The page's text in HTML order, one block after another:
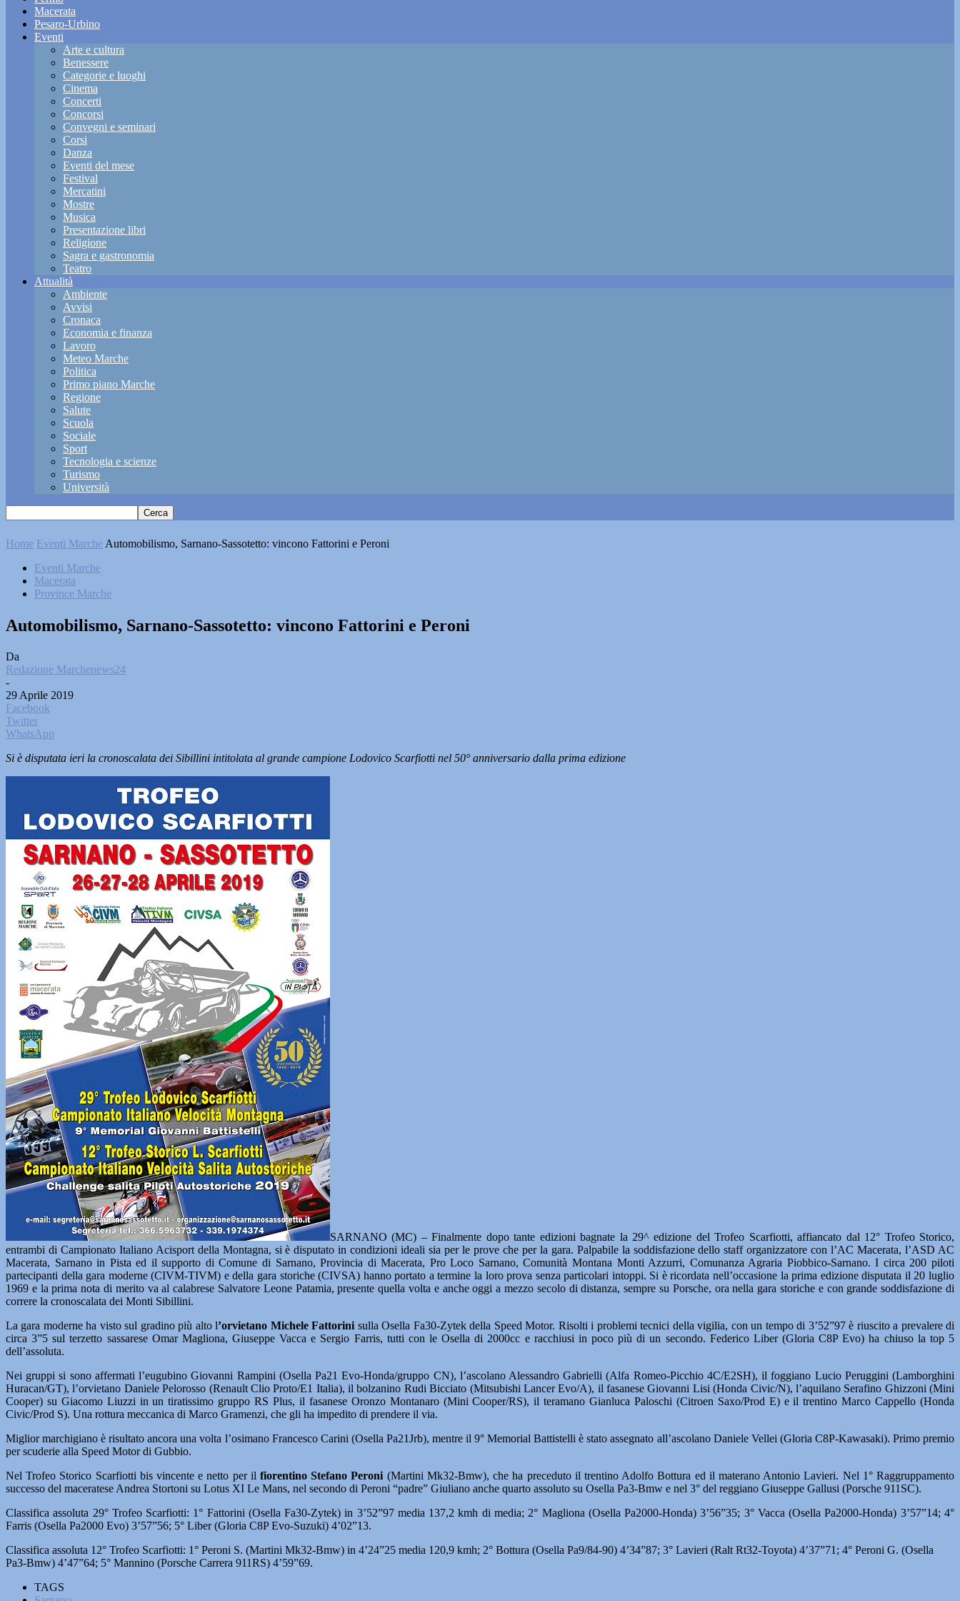
Macerata
Pesaro-Urbino
Eventi
Arte e cultura
Benessere
Categorie e luoghi
Cinema
Concerti
Concorsi
Convegni e seminari
Corsi
Danza
Eventi del mese
Festival
Mercatini
Mostre
Musica
Presentazione libri
Religione
Sagra e gastronomia
Teatro
Attualità
Ambiente
Avvisi
Cronaca
Economia e finanza
Lavoro
Meteo Marche
Politica
Primo piano Marche
Regione
Salute
Scuola
Sociale
Sport
Tecnologia e scienze
Turismo
Università
Home Eventi Marche Automobilismo, Sarnano-Sassotetto: vincono Fattorini e Peroni
Eventi Marche
Macerata
Province Marche
Automobilismo, Sarnano-Sassotetto: vincono Fattorini e Peroni
Da
Redazione Marchenews24
-
29 Aprile 2019
Facebook
Twitter
WhatsApp
Si è disputata ieri la cronoscalata dei Sibillini intitolata al grande campione Lodovico Scarfiotti nel 50° anniversario dalla prima edizione
SARNANO (MC) – Finalmente dopo tante edizioni bagnate la 29^ edizione del Trofeo Scarfiotti, affiancato dal 12° Trofeo Storico,
entrambi di Campionato Italiano Acisport della Montagna, si è disputato in condizioni ideali sia per le prove che per la gara. Palpabile la soddisfazione dello staff organizzatore con l’AC Macerata, l’ASD AC
Macerata, Sarnano in Pista ed il supporto di Comune di Sarnano, Provincia di Macerata, Pro Loco Sarnano, Comunità Montana Monti Azzurri, Comunanza Agraria Piobbico-Sarnano. I circa 200 piloti
partecipanti della gara moderne (CIVM-TIVM) e della gara storiche (CIVSA) hanno portato a termine la loro prova senza particolari intoppi. Si è ricordata nell’occasione la prima edizione disputata il 20 luglio
1969 e la prima nota di merito va al calabrese Salvatore Leone Patamia, presente quella volta e anche oggi a mezzo secolo di distanza, sempre su Porsche, ora nella gara storiche e con grande soddisfazione di
correre la cronoscalata dei Monti Sibillini.
La gara moderne ha visto sul gradino più alto l’orvietano Michele Fattorini sulla Osella Fa30-Zytek della Speed Motor. Risolti i problemi tecnici della vigilia, con un tempo di 3’52”97 è riuscito a prevalere di
circa 3”5 sul terzetto sassarese Omar Magliona, Giuseppe Vacca e Sergio Farris, tutti con le Osella di 2000cc e racchiusi in poco più di un secondo. Federico Liber (Gloria C8P Evo) ha chiuso la top 5
dell’assoluta.
Nei gruppi si sono affermati l’eugubino Giovanni Rampini (Osella Pa21 Evo-Honda/gruppo CN), l’ascolano Alessandro Gabrielli (Alfa Romeo-Picchio 4C/E2SH), il foggiano Lucio Peruggini (Lamborghini
Huracan/GT), l’orvietano Daniele Pelorosso (Renault Clio Proto/E1 Italia), il bolzanino Rudi Bicciato (Mitsubishi Lancer Evo/A), il fasanese Giovanni Lisi (Honda Civic/N), l’aquilano Serafino Ghizzoni (Mini
Cooper) su Giacomo Liuzzi in un tiratissimo gruppo RS Plus, il fasanese Oronzo Montanaro (Mini Cooper/RS), il teramano Gianluca Paloschi (Citroen Saxo/Prod E) e il trentino Marco Cappello (Honda
Civic/Prod S). Una rottura meccanica di Marco Gramenzi, che gli ha impedito di prendere il via.
Miglior marchigiano è risultato ancora una volta l’osimano Francesco Carini (Osella Pa21Jrb), mentre il 9° Memorial Battistelli è stato assegnato all’ascolano Daniele Vellei (Gloria C8P-Kawasaki). Primo premio
per scuderie alla Speed Motor di Gubbio.
Nel Trofeo Storico Scarfiotti bis vincente e netto per il fiorentino Stefano Peroni (Martini Mk32-Bmw), che ha preceduto il trentino Adolfo Bottura ed il materano Antonio Lavieri. Nel 1° Raggruppamento
successo del maceratese Andrea Stortoni su Lotus XI Le Mans, nel secondo di Peroni “padre” Giuliano anche quarto assoluto su Osella Pa3-Bmw e nel 3° del reggiano Giuseppe Gallusi (Porsche 911SC).
Classifica assoluta 29° Trofeo Scarfiotti: 1° Fattorini (Osella Fa30-Zytek) in 3’52”97 media 137,2 kmh di media; 2° Magliona (Osella Pa2000-Honda) 3’56”35; 3° Vacca (Osella Pa2000-Honda) 3’57”14; 4°
Farris (Osella Pa2000 Evo) 3’57”56; 5° Liber (Gloria C8P Evo-Suzuki) 4’02”13.
Classifica assoluta 12° Trofeo Scarfiotti: 1° Peroni S. (Martini Mk32-Bmw) in 4’24”25 media 120,9 kmh; 2° Bottura (Osella Pa9/84-90) 4’34”87; 3° Lavieri (Ralt Rt32-Toyota) 4’37”71; 4° Peroni G. (Osella
Pa3-Bmw) 4’47”64; 5° Mannino (Porsche Carrera 911RS) 4’59”69.
TAGS